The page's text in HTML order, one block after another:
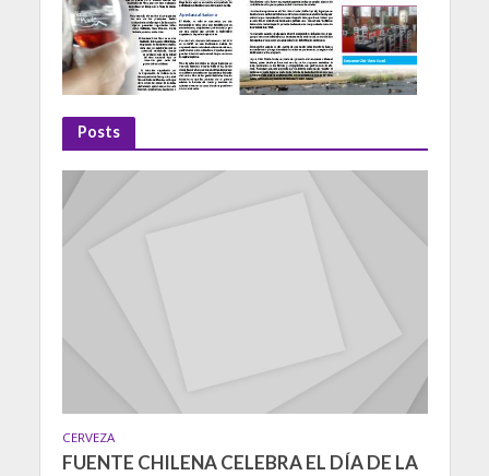
Posts
CERVEZA
FUENTE CHILENA CELEBRA EL DÍA DE LA